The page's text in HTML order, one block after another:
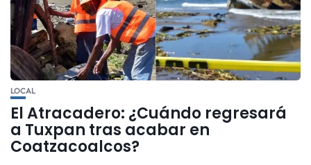
LOCAL
El Atracadero: ¿Cuándo regresará
a Tuxpan tras acabar en
Coatzacoalcos?